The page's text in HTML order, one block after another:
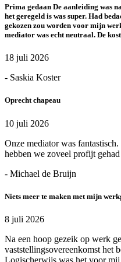
Prima gedaan De aanleiding was
het geregeld is was super. Had
gekozen zou worden voor mijn
mediator was echt neutraal. De
18 juli 2026
- Saskia Koster
Oprecht chapeau
10 juli 2026
Onze mediator was
hebben we zoveel profijt
- Michael de Bruijn
Niets meer te maken met mijn
8 juli 2026
Na een hoop gezeik op werk
vaststellingsovereenkomst het
Logischerwijs was het voor